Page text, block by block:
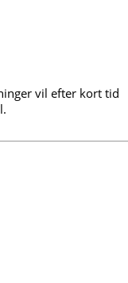
vil efter kort tid